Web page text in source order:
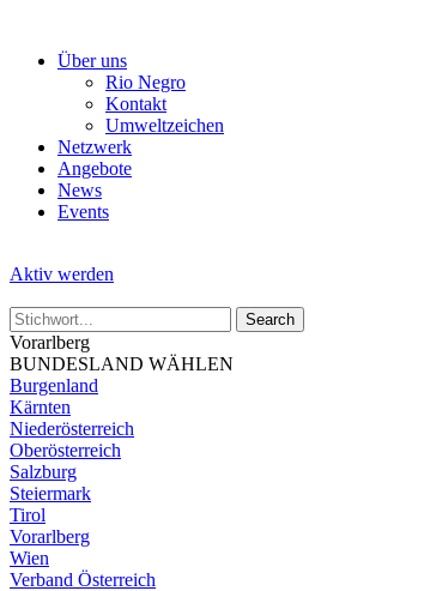
Über uns
Rio Negro
Kontakt
Umweltzeichen
Netzwerk
Angebote
News
Events
Aktiv werden
Vorarlberg
BUNDESLAND WÄHLEN
Burgenland
Kärnten
Niederösterreich
Oberösterreich
Salzburg
Steiermark
Tirol
Vorarlberg
Wien
Verband Österreich